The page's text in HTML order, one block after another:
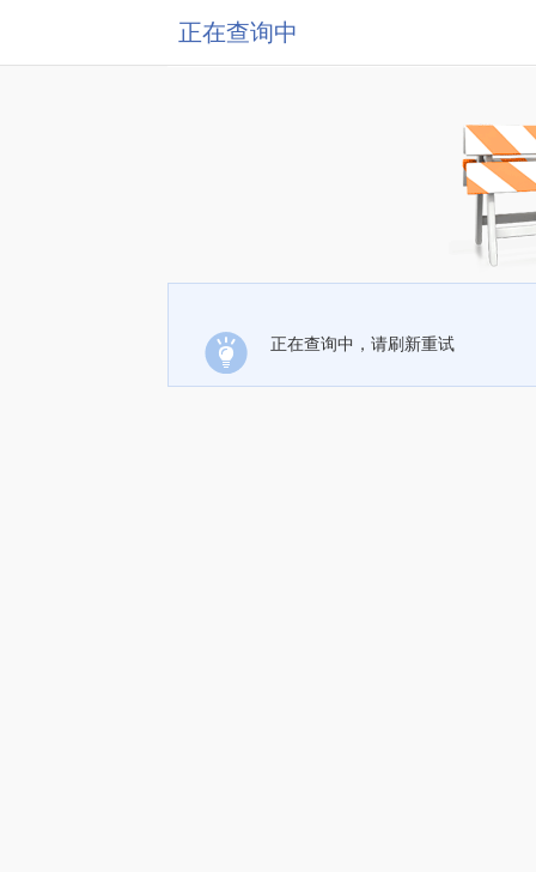
正在查询中
正在查询中，请刷新重试